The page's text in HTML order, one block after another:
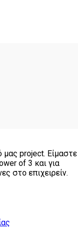
μας project. Είμαστε
of 3 και για
στο επιχειρείν.